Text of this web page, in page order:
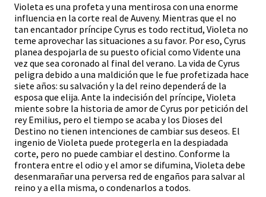
Violeta es una profeta y una mentirosa con una enorme
influencia en la corte real de Auveny. Mientras que el no
tan encantador príncipe Cyrus es todo rectitud, Violeta no
teme aprovechar las situaciones a su favor. Por eso, Cyrus
planea despojarla de su puesto oficial como Vidente una
vez que sea coronado al final del verano. La vida de Cyrus
peligra debido a una maldición que le fue profetizada hace
siete años: su salvación y la del reino dependerá de la
esposa que elija. Ante la indecisión del príncipe, Violeta
miente sobre la historia de amor de Cyrus por petición del
rey Emilius, pero el tiempo se acaba y los Dioses del
Destino no tienen intenciones de cambiar sus deseos. El
ingenio de Violeta puede protegerla en la despiadada
corte, pero no puede cambiar el destino. Conforme la
frontera entre el odio y el amor se difumina, Violeta debe
desenmarañar una perversa red de engaños para salvar al
reino y a ella misma, o condenarlos a todos.